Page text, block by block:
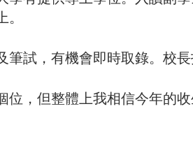
試，有機會即時取錄。校長
，但整體上我相信今年的